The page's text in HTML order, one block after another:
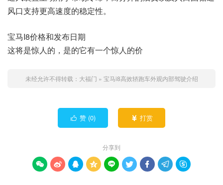
风口支持更高速度的稳定性。
宝马I8价格和发布日期
这将是惊人的，是的它有一个惊人的价
未经允许不得转载： 大福门 » 宝马i8高效轿跑车外观内部驾驶介绍
 赞 (0)  打赏
分享到
        